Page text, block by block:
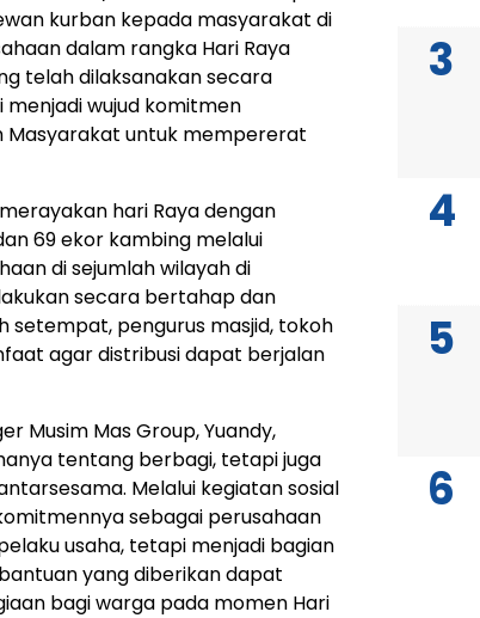
kurban kepada masyarakat di
dalam rangka Hari Raya
telah dilaksanakan secara
menjadi wujud komitmen
Masyarakat untuk mempererat
hari Raya dengan
69 ekor kambing melalui
di sejumlah wilayah di
secara bertahap dan
setempat, pengurus masjid, tokoh
agar distribusi dapat berjalan
Musim Mas Group, Yuandy,
tentang berbagi, tetapi juga
Melalui kegiatan sosial
sebagai perusahaan
usaha, tetapi menjadi bagian
yang diberikan dapat
bagi warga pada momen Hari